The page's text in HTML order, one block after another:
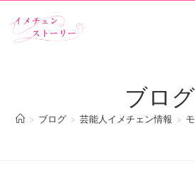
ブログ
> ブログ > 芸能人イメチェン情報 >